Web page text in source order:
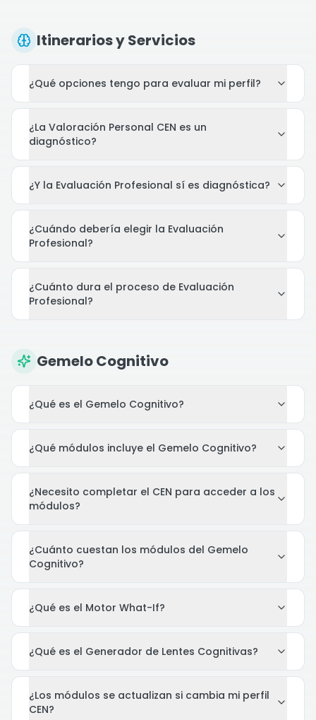
Itinerarios y Servicios
¿Qué opciones tengo para evaluar mi perfil?
¿La Valoración Personal CEN es un
diagnóstico?
¿Y la Evaluación Profesional sí es diagnóstica?
¿Cuándo debería elegir la Evaluación
Profesional?
¿Cuánto dura el proceso de Evaluación
Profesional?
Gemelo Cognitivo
¿Qué es el Gemelo Cognitivo?
¿Qué módulos incluye el Gemelo Cognitivo?
¿Necesito completar el CEN para acceder a los
módulos?
¿Cuánto cuestan los módulos del Gemelo
Cognitivo?
¿Qué es el Motor What-If?
¿Qué es el Generador de Lentes Cognitivas?
¿Los módulos se actualizan si cambia mi perfil
CEN?